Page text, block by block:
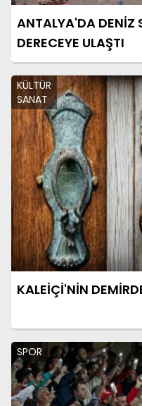
ANTALYA'DA DENİZ SUYU SICAKLIĞI 30
DERECEYE ULAŞTI
KÜLTÜR
SANAT
KALEİÇİ'NİN
SPOR